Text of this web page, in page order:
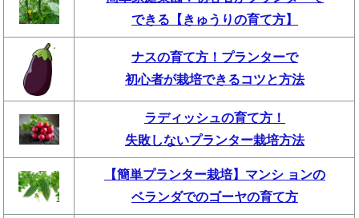
できる【きゅうりの育て方】
ナスの育て方！プランターで
初心者が栽培できるコツと方法
ラディッシュの育て方！
失敗しないプランター栽培方法
【簡単プランター栽培】マンシ ョンの
ベランダでのゴーヤの育て方